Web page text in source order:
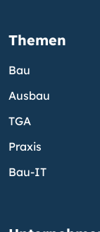
Themen
Bau
Ausbau
TGA
Praxis
Bau-IT